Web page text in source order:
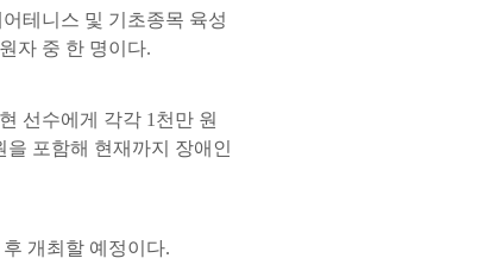
테니스 및 기초종목 육성
자 중 한 명이다.
선수에게 각각 1천만 원
포함해 현재까지 장애인
개최할 예정이다.